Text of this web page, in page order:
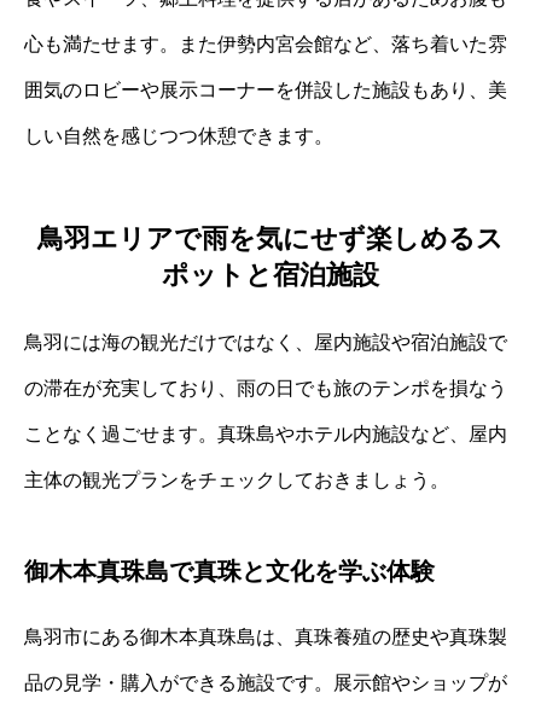
心も満たせます。また伊勢内宮会館など、落ち着いた雰
囲気のロビーや展示コーナーを併設した施設もあり、美
しい自然を感じつつ休憩できます。
鳥羽エリアで雨を気にせず楽しめるス
ポットと宿泊施設
鳥羽には海の観光だけではなく、屋内施設や宿泊施設で
の滞在が充実しており、雨の日でも旅のテンポを損なう
ことなく過ごせます。真珠島やホテル内施設など、屋内
主体の観光プランをチェックしておきましょう。
御木本真珠島で真珠と文化を学ぶ体験
鳥羽市にある御木本真珠島は、真珠養殖の歴史や真珠製
品の見学・購入ができる施設です。展示館やショップが